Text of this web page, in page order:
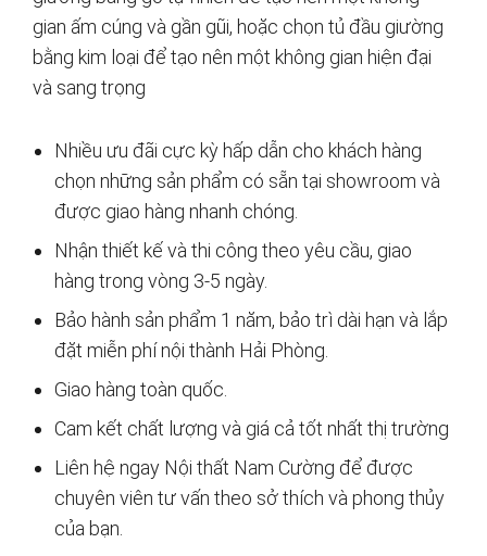
gian ấm cúng và gần gũi, hoặc chọn tủ đầu giường
bằng kim loại để tạo nên một không gian hiện đại
và sang trọng
Nhiều ưu đãi cực kỳ hấp dẫn cho khách hàng
chọn những sản phẩm có sẵn tại showroom và
được giao hàng nhanh chóng.
Nhận thiết kế và thi công theo yêu cầu, giao
hàng trong vòng 3-5 ngày.
Bảo hành sản phẩm 1 năm, bảo trì dài hạn và lắp
đặt miễn phí nội thành Hải Phòng.
Giao hàng toàn quốc.
Cam kết chất lượng và giá cả tốt nhất thị trường
Liên hệ ngay Nội thất Nam Cường để được
chuyên viên tư vấn theo sở thích và phong thủy
của bạn.